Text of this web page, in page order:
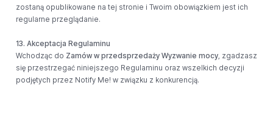
zostaną opublikowane na tej stronie i Twoim obowiązkiem jest ich
regularne przeglądanie.
13. Akceptacja Regulaminu
Wchodząc do Zamów w przedsprzedaży Wyzwanie mocy, zgadzasz
się przestrzegać niniejszego Regulaminu oraz wszelkich decyzji
podjętych przez Notify Me! w związku z konkurencją.